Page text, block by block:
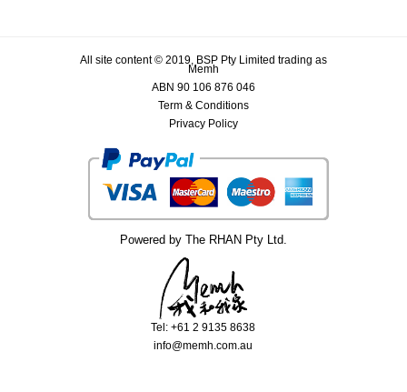
All site content © 2019, BSP Pty Limited trading as
Memh
ABN 90 106 876 046
Term & Conditions
Privacy Policy
Powered by The RHAN Pty Ltd.
Tel: +61 2 9135 8638
info@memh.com.au